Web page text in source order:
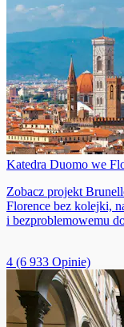
Katedra Duomo we
Zobacz projekt
Florence bez kolejki,
i bezproblemowemu
4 (6 933 Opinie)